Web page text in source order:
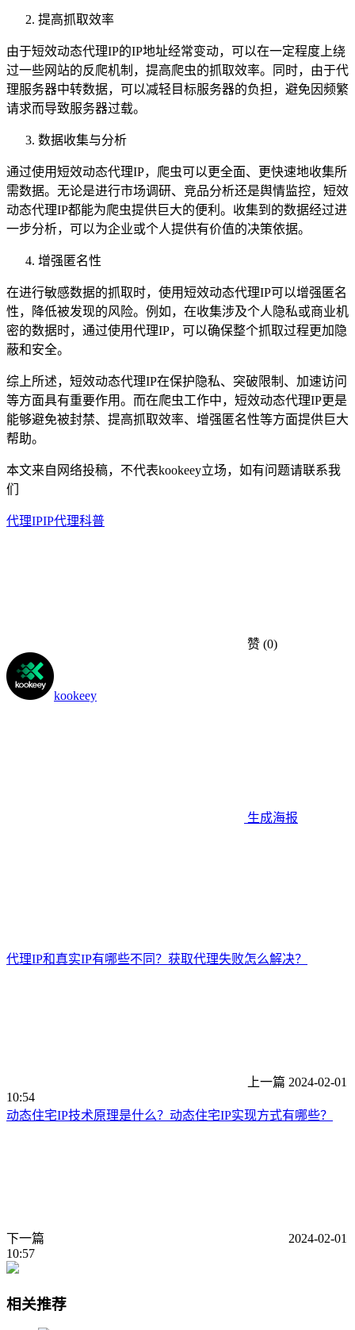
提高抓取效率
由于短效动态代理IP的IP地址经常变动，可以在一定程度上绕
过一些网站的反爬机制，提高爬虫的抓取效率。同时，由于代
理服务器中转数据，可以减轻目标服务器的负担，避免因频繁
请求而导致服务器过载。
数据收集与分析
通过使用短效动态代理IP，爬虫可以更全面、更快速地收集所
需数据。无论是进行市场调研、竞品分析还是舆情监控，短效
动态代理IP都能为爬虫提供巨大的便利。收集到的数据经过进
一步分析，可以为企业或个人提供有价值的决策依据。
增强匿名性
在进行敏感数据的抓取时，使用短效动态代理IP可以增强匿名
性，降低被发现的风险。例如，在收集涉及个人隐私或商业机
密的数据时，通过使用代理IP，可以确保整个抓取过程更加隐
蔽和安全。
综上所述，短效动态代理IP在保护隐私、突破限制、加速访问
等方面具有重要作用。而在爬虫工作中，短效动态代理IP更是
能够避免被封禁、提高抓取效率、增强匿名性等方面提供巨大
帮助。
本文来自网络投稿，不代表kookeey立场，如有问题请联系我
们
代理IPIP代理科普
赞 (0)
kookeey
生成海报
代理IP和真实IP有哪些不同？获取代理失败怎么解决？
上一篇 2024-02-01
10:54
动态住宅IP技术原理是什么？动态住宅IP实现方式有哪些？
下一篇
2024-02-01
10:57
相关推荐